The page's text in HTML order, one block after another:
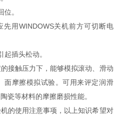
。
用WINDOWS关机前方可切断电
插头松动。
触压力下，能够模拟滚动、滑动
面摩擦模拟试验。可用来评定润滑
瓷等材料的摩擦磨损性能。
使用注意事项，以上知识希望对